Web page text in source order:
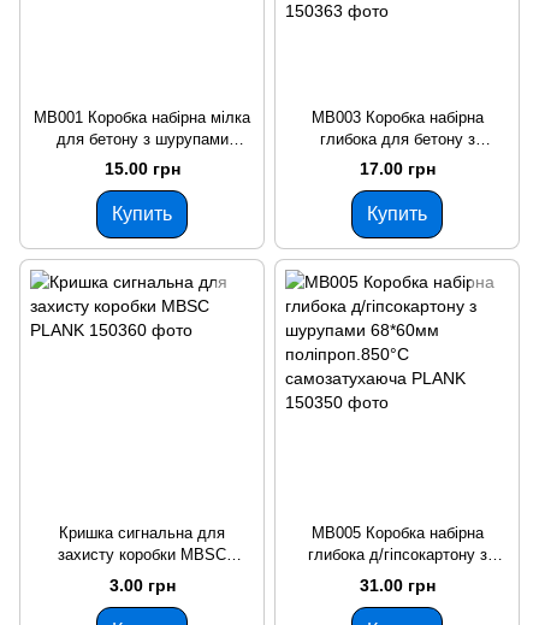
MB001 Коробка набірна мілка
для бетону з шурупами
поліпр.850°С
самозатух.65*45мм +Кришка
сигнальна MBSC PLANK
15.00 грн
Купить
MB003 Коробка набірна
глибока для бетону з
шурупами поліпропілен 850°С
самозатух.65*60мм+Кришка
сигнальна MBSC PLANK
17.00 грн
Купить
Кришка сигнальна для
захисту коробки MBSC
PLANK
3.00 грн
MB005 Коробка набірна
глибока д/гіпсокартону з
шурупами 68*60мм
поліпроп.850°С
самозатухаюча PLANK
31.00 грн